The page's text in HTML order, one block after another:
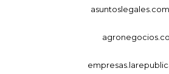
agronegocios.co